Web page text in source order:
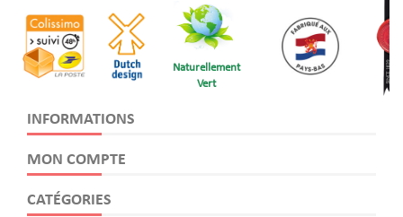
Naturellement
Vert
INFORMATIONS
MON COMPTE
CATÉGORIES